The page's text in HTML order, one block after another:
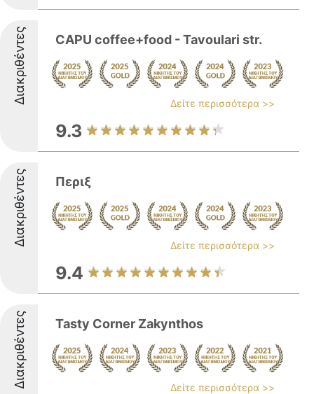
Διακριθέντες CAPU coffee+food - Tavoulari str.
Δείτε περισσότερα >>
9.3
Διακριθέντες Περιξ
Δείτε περισσότερα >>
9.4
Διακριθέντες Tasty Corner Zakynthos
Δείτε περισσότερα >>